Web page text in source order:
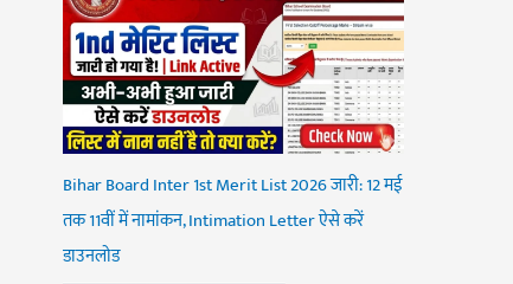
Bihar Board Inter 1st Merit List 2026 जारी: 12 मई
तक 11वीं में नामांकन, Intimation Letter ऐसे करें
डाउनलोड